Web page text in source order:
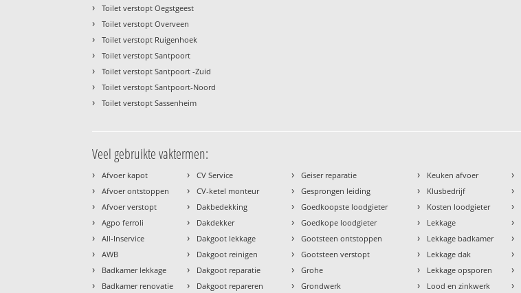
› Toilet verstopt Oegstgeest
› Toilet verstopt Overveen
› Toilet verstopt Ruigenhoek
› Toilet verstopt Santpoort
› Toilet verstopt Santpoort -Zuid
› Toilet verstopt Santpoort-Noord
› Toilet verstopt Sassenheim
Veel gebruikte vaktermen:
› Afvoer kapot
› Afvoer ontstoppen
› Afvoer verstopt
› Agpo ferroli
› All-Inservice
› AWB
› Badkamer lekkage
› Badkamer renovatie
› CV Service
› CV-ketel monteur
› Dakbedekking
› Dakdekker
› Dakgoot lekkage
› Dakgoot reinigen
› Dakgoot reparatie
› Dakgoot repareren
› Geiser reparatie
› Gesprongen leiding
› Goedkoopste loodgieter
› Goedkope loodgieter
› Gootsteen ontstoppen
› Gootsteen verstopt
› Grohe
› Grondwerk
› Keuken afvoer
› Klusbedrijf
› Kosten loodgieter
› Lekkage
› Lekkage badkamer
› Lekkage dak
› Lekkage opsporen
› Lood en zinkwerk
›
›
›
›
›
›
›
›